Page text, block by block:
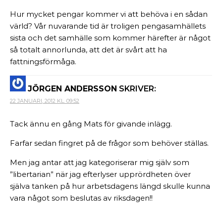
Hur mycket pengar kommer vi att behöva i en sådan
värld? Vår nuvarande tid är troligen pengasamhällets
sista och det samhälle som kommer härefter är något
så totalt annorlunda, att det är svårt att ha
fattningsförmåga.
JÖRGEN ANDERSSON SKRIVER:
22 JANUARI, 2012 KL. 09:52
Tack ännu en gång Mats för givande inlägg.
Farfar sedan fingret på de frågor som behöver ställas.
Men jag antar att jag kategoriserar mig själv som
”libertarian” när jag efterlyser upprördheten över
själva tanken på hur arbetsdagens längd skulle kunna
vara något som beslutas av riksdagen!!